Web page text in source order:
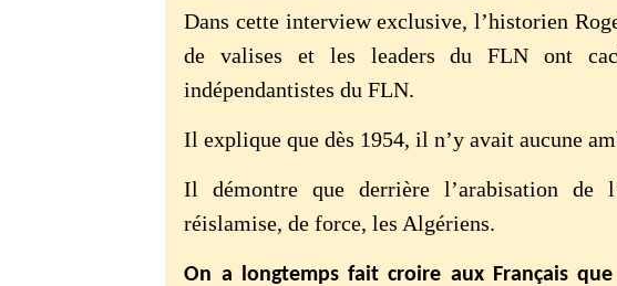
Dans cette interview exclusive, l’historien
de valises et les leaders du FLN ont
indépendantistes du FLN.
Il explique que dès 1954, il n’y avait aucune
Il démontre que derrière l’arabisation de
réislamise, de force, les Algériens.
On a longtemps fait croire aux Français